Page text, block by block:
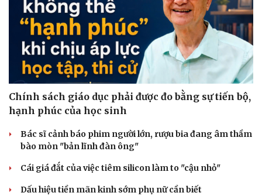
Chính sách giáo dục phải được đo bằng sự tiến bộ,
hạnh phúc của học sinh
Bác sĩ cảnh báo phim người lớn, rượu bia đang âm thầm
bào mòn "bản lĩnh đàn ông"
Cái giá đắt của việc tiêm silicon làm to "cậu nhỏ"
Dấu hiệu tiền mãn kinh sớm phụ nữ cần biết